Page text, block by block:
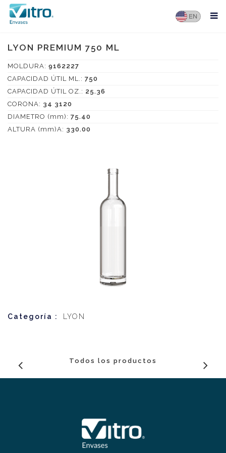
LYON PREMIUM 750 ML
MOLDURA: 9162227
CAPACIDAD ÚTIL ML.: 750
CAPACIDAD ÚTIL OZ.: 25.36
CORONA: 34 3120
DIAMETRO (mm): 75.40
ALTURA (mm)A: 330.00
Categoría : LYON
Todos los productos